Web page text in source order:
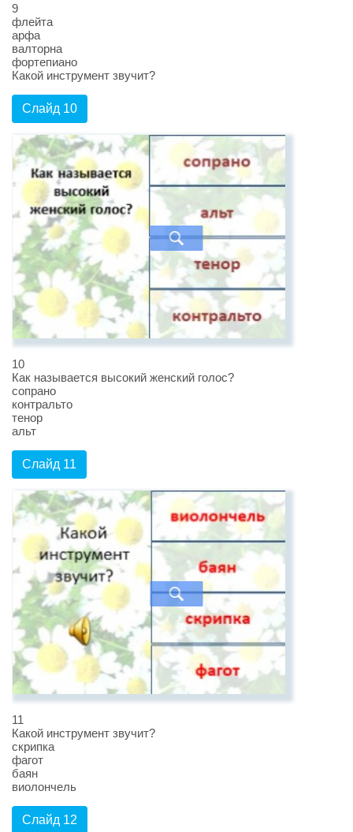
9
флейта
арфа
валторна
фортепиано
Какой инструмент звучит?
Слайд 10
10
Как называется высокий женский голос?
сопрано
контральто
тенор
альт
Слайд 11
11
Какой инструмент звучит?
скрипка
фагот
баян
виолончель
Слайд 12